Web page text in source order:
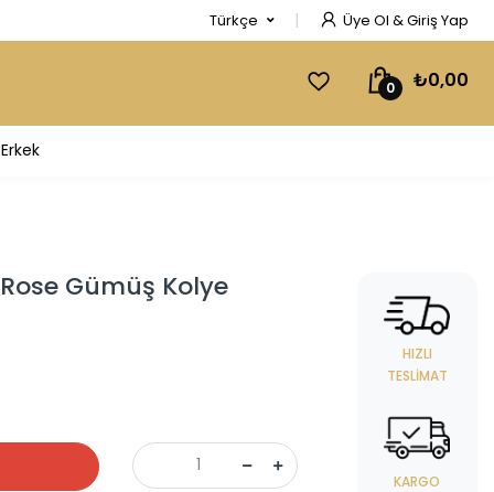
Türkçe Üye Ol & Giriş Yap
0 ₺0,00
Erkek
Gümüş Kolye
HIZLI
TESLIMAT
KARGO